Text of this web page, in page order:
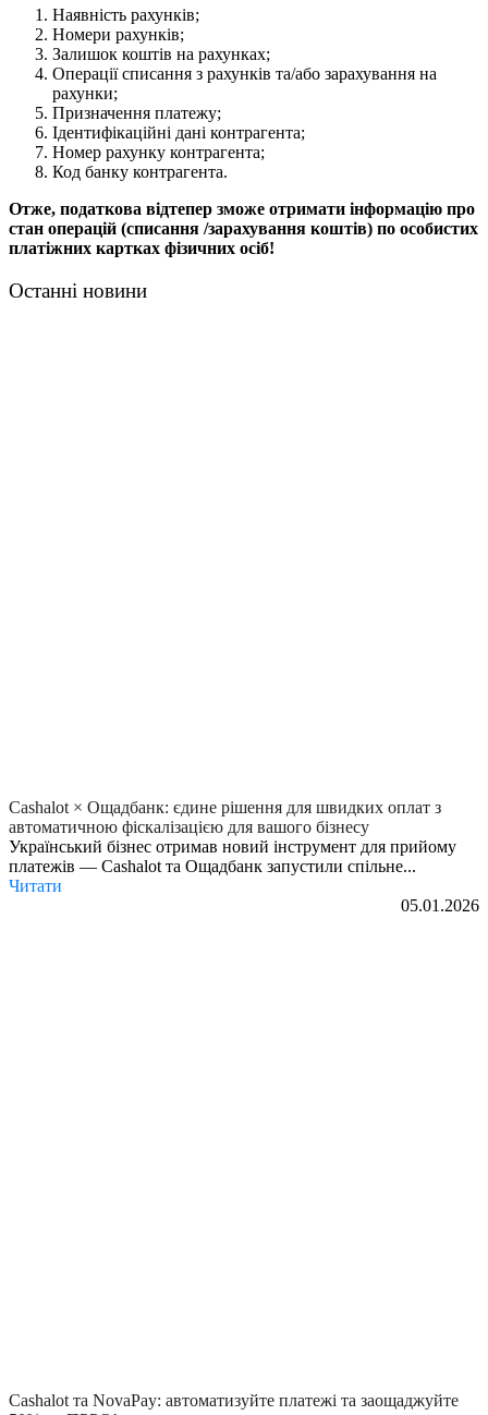
Наявність рахунків;
Номери рахунків;
Залишок коштів на рахунках;
Операції списання з рахунків та/або зарахування на
рахунки;
Призначення платежу;
Ідентифікаційні дані контрагента;
Номер рахунку контрагента;
Код банку контрагента.
Отже, податкова відтепер зможе отримати інформацію про
стан операцій (списання /зарахування коштів) по особистих
платіжних картках фізичних осіб!
Останні новини
Cashalot × Ощадбанк: єдине рішення для швидких оплат з
автоматичною фіскалізацією для вашого бізнесу
Український бізнес отримав новий інструмент для прийому
платежів — Cashalot та Ощадбанк запустили спільне...
Читати
05.01.2026
Cashalot та NovaPay: автоматизуйте платежі та заощаджуйте